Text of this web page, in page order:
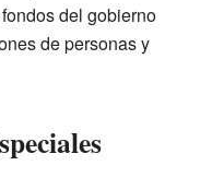
del gobierno
de personas y